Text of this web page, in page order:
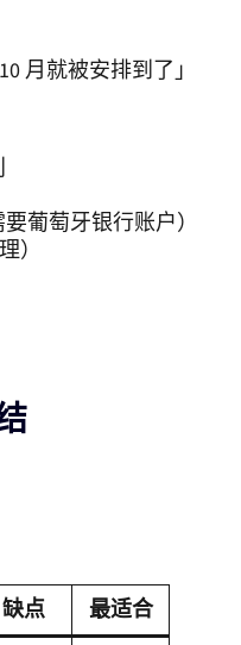
月就被安排到了」
葡萄牙银行账户）
）
缺点 最适合